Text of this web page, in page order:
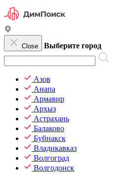
Close Выберите город
Азов
Анапа
Армавир
Архыз
Астрахань
Балаково
Буйнакск
Владикавказ
Волгоград
Волгодонск